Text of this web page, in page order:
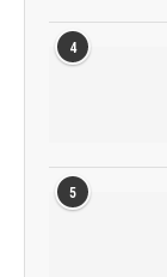
4
5